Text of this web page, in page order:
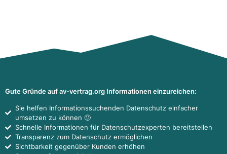
Gute Gründe auf av-vertrag.org Informationen einzureichen:
Sie helfen Informationssuchenden Datenschutz einfacher
umsetzen zu können 🙂
Schnelle Informationen für Datenschutzexperten bereitstellen
Transparenz zum Datenschutz ermöglichen
Sichtbarkeit gegenüber Kunden erhöhen